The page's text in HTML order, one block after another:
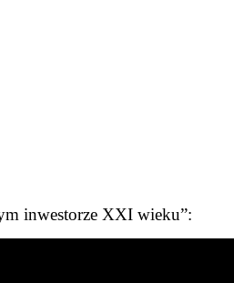
inwestorze XXI wieku”: